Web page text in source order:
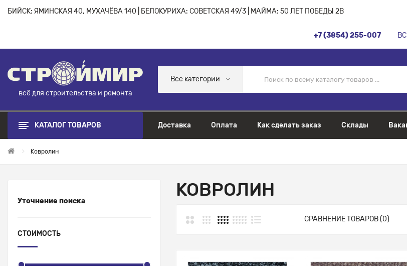
БИЙСК: ЯМИНСКАЯ 40, МУХАЧЁВА 140 | БЕЛОКУРИХА: СОВЕТСКАЯ 49/3 | МАЙМА: 50 ЛЕТ ПОБЕДЫ 2В
+7 (3854) 255-007
всё для строительства и ремонта
Все категории
КАТАЛОГ ТОВАРОВ Доставка Оплата Как сделать заказ Склады
Ковролин
Уточнение поиска
СТОИМОСТЬ
КОВРОЛИН
СРАВНЕНИЕ ТОВАРОВ (0)